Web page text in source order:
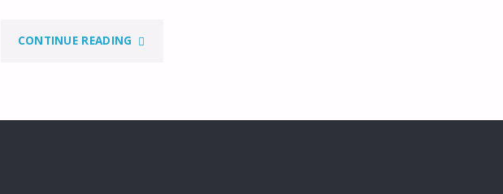
CONTINUE READING "NÃO